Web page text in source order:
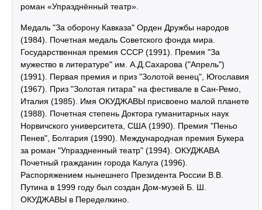
роман «Упразднённый театр».
Медаль "За оборону Кавказа" Орден Дружбы народов
(1984). Почетная медаль Советского фонда мира.
Государственная премия СССР (1991). Премия "За
мужество в литературе" им. А.Д.Сахарова ("Апрель")
(1991). Первая премия и приз "Золотой венец", Югославия
(1967). Приз "Золотая гитара" на фестивале в Сан-Ремо,
Италия (1985). Имя ОКУДЖАВЫ присвоено малой планете
(1988). Почетная степень Доктора гуманитарных наук
Норвичского университета, США (1990). Премия "Пеньо
Пенев", Болгария (1990). Международная премия Букера
за роман "Упраздненный театр" (1994). ОКУДЖАВА
Почетный гражданин города Калуга (1996).
Распоряжением нынешнего Президента России В.В.
Путина в 1999 году был создан Дом-музей Б. Ш.
ОКУДЖАВЫ в Переделкино.